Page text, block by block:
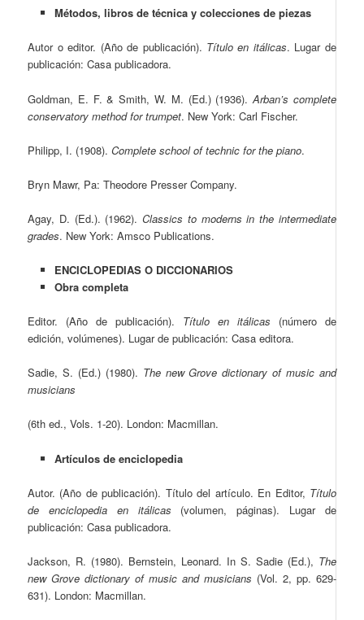
Métodos, libros de técnica y colecciones de piezas
Autor o editor. (Año de publicación). Título en itálicas. Lugar de
publicación: Casa publicadora.
Goldman, E. F. & Smith, W. M. (Ed.) (1936).Arban’s complete
conservatory method for trumpet. New York: Carl Fischer.
Philipp, I. (1908).Complete school of technic for the piano.
Bryn Mawr, Pa: Theodore Presser Company.
Agay, D. (Ed.). (1962).Classics to moderns in the intermediate
grades. New York: Amsco Publications.
ENCICLOPEDIAS O DICCIONARIOS
Obra completa
Editor. (Año de publicación). Título en itálicas (número de
edición, volúmenes). Lugar de publicación: Casa editora.
Sadie, S. (Ed.) (1980). The new Grove dictionary of music and
musicians
(6thed., Vols. 1-20). London: Macmillan.
Artículos de enciclopedia
Autor. (Año de publicación). Título del artículo. En Editor, Título
de enciclopedia en itálicas (volumen, páginas). Lugar de
publicación: Casa publicadora.
Jackson, R. (1980). Bernstein, Leonard. In S. Sadie (Ed.), The
new Grove dictionary of music and musicians (Vol. 2, pp. 629-
631). London: Macmillan.